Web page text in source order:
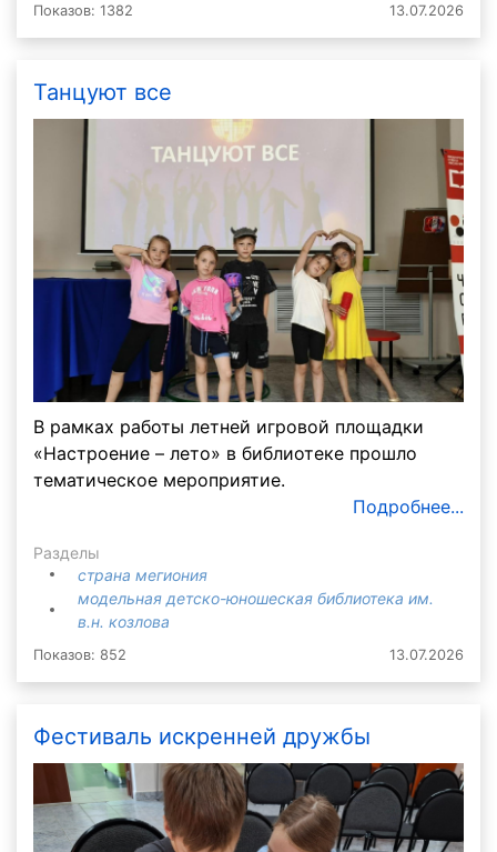
Показов: 1382 13.07.2026
Танцуют все
В рамках работы летней игровой площадки
«Настроение – лето» в библиотеке прошло
тематическое мероприятие.
Подробнее...
Разделы
страна мегиония
модельная детско-юношеская библиотека им.
в.н. козлова
Показов: 852 13.07.2026
Фестиваль искренней дружбы